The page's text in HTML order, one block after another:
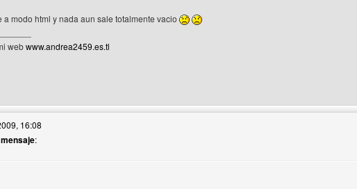
a modo html y nada aun sale totalmente vacio
webwww.andrea2459.es.tl
web del autor: andrea2459
16:08
: